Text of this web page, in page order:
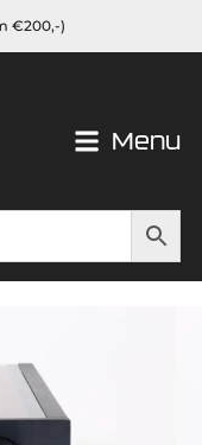
€200,-)
Menu